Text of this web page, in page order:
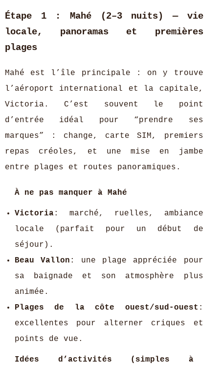
Étape 1 : Mahé (2–3 nuits) — vie
locale, panoramas et premières
plages
Mahé est l’île principale : on y trouve
l’aéroport international et la capitale,
Victoria. C’est souvent le point
d’entrée idéal pour “prendre ses
marques” : change, carte SIM, premiers
repas créoles, et une mise en jambe
entre plages et routes panoramiques.
À ne pas manquer à Mahé
Victoria: marché, ruelles, ambiance
locale (parfait pour un début de
séjour).
Beau Vallon : une plage appréciée pour
sa baignade et son atmosphère plus
animée.
Plages de la côte ouest/sud-ouest :
excellentes pour alterner criques et
points de vue.
Idées d’activités (simples à